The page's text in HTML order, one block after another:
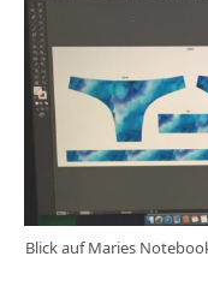
Blick auf Maries